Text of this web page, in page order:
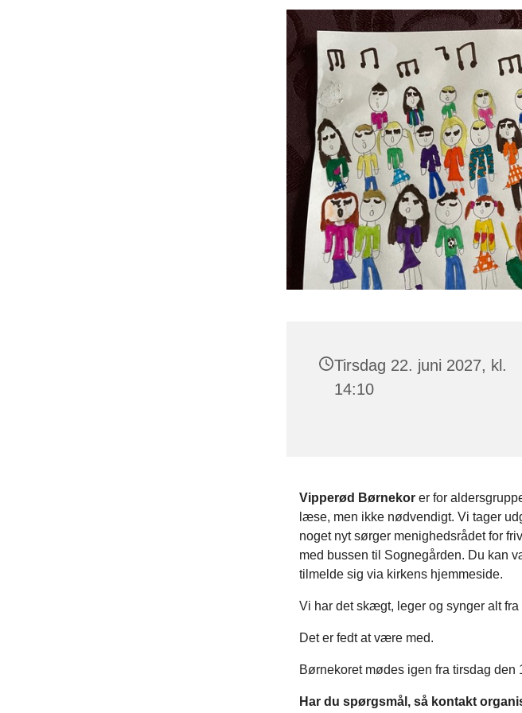
Tirsdag 22. juni 2027, kl.
14:10
Vipperød Børnekorer for
læse, men ikke nødvendigt. Vi tager
noget nyt sørger menighedsrådet for
med bussen til Sognegården. Du kan
tilmelde sig via kirkens hjemmeside.
Vi har det skægt, leger og synger alt
Det er fedt at være med.
Børnekoret mødes igen fra tirsdag den
Har du spørgsmål, så kontakt